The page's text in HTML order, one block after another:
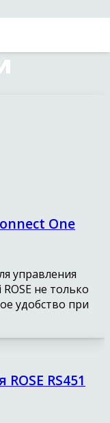
One
управления
не только
удобство при
RS451